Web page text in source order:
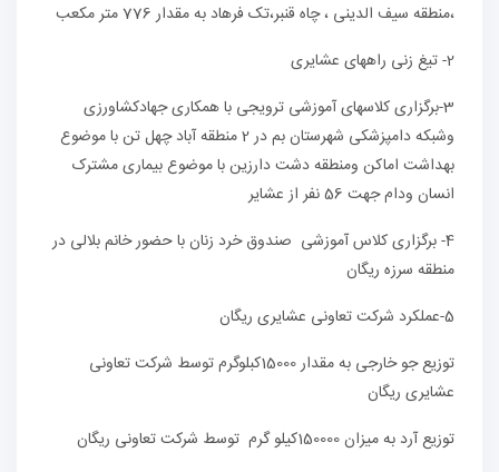
،منطقه سیف الدینی ، چاه قنبر،تک فرهاد به مقدار 776 متر مکعب
2- تیغ زنی راههای عشایری
3-برگزاری کلاسهای آموزشی ترویجی با همکاری جهادکشاورزی
وشبکه دامپزشکی شهرستان بم در 2 منطقه آباد چهل تن با موضوع
بهداشت اماکن ومنطقه دشت دارزین با موضوع بیماری مشترک
انسان ودام جهت 56 نفر از عشایر
4- برگزاری کلاس آموزشی صندوق خرد زنان با حضور خانم بلالی در
منطقه سرزه ریگان
5-عملکرد شرکت تعاونی عشایری ریگان
توزیع جو خارجی به مقدار 15000کبلوگرم توسط شرکت تعاونی
عشایری ریگان
توزیع آرد به میزان 150000کیلو گرم توسط شرکت تعاونی ریگان